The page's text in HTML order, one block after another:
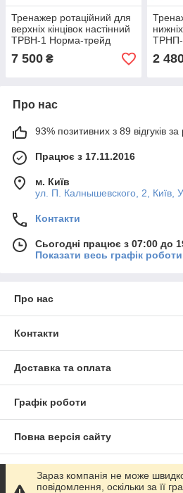
Тренажер ротаційний для
верхніх кінцівок настінний
ТРВН-1 Норма-трейд
7 500 ₴
ТРНП-
2
Про нас
93% позитивних з 89 відгуків за
Працює з 17.11.2016
м. Київ
ул. П. Калнышевского, 2, Київ,
Контакти
Сьогодні працює з 07:00 до
Показати весь графік роботи
Про нас
Контакти
Доставка та оплата
Графік роботи
Повна версія сайту
Сайт створено на маркетплейсі
Зараз компанія не може
повідомлення, оскільки за її